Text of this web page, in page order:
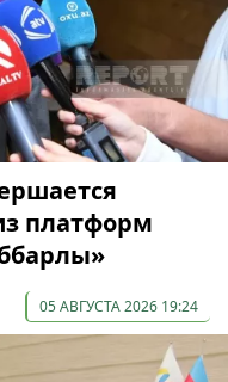
платформ
05 АВГУСТА 2026 19:24